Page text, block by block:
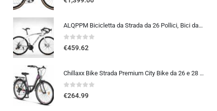
ALQPPM Bicicletta da Strada da 26 Pollici, Bici da 24 Velocità, Freno a Doppio Disco, Telaio in Acciaio ad Alto Tenore Di …
0out of 5
€459.62
Chillaxx Bike Strada Premium City Bike da 26 e 28 pollici, bicicletta per ragazze, ragazzi, uomini e donne, cambio a 21 ma…
0out of 5
€264.99